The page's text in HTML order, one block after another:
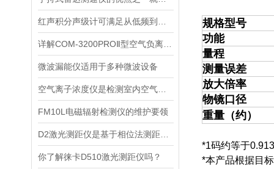
微波漏能仪适用于多种微波设备
FM10L电磁辐射检测仪的维护要领
你了解徕卡D510激光测距仪吗？
规格型号
功能
量程
测量误差
放大倍率
物镜口径
重量（约）
*1码约等于
*本产品根据目